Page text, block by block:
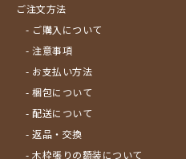
ご注文方法
- ご購入について
- 注意事項
- お支払い方法
- 梱包について
- 配送について
- 返品・交換
- 木枠張りの額装について